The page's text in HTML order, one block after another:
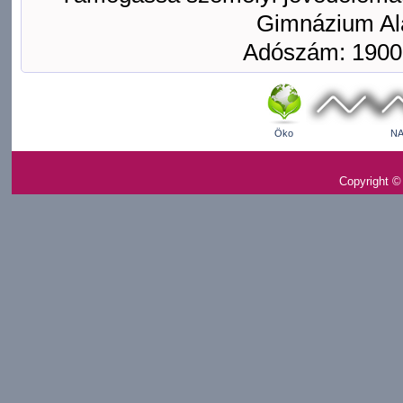
Gimnázium
Adószám:
Öko
Copyright